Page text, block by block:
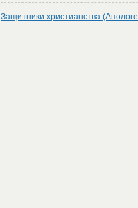
Защитники христианства